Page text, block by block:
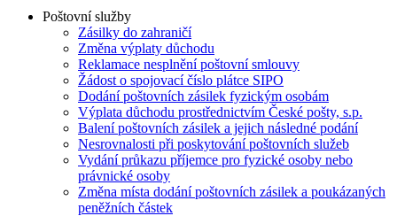
Poštovní služby
Zásilky do zahraničí
Změna výplaty důchodu
Reklamace nesplnění poštovní smlouvy
Žádost o spojovací číslo plátce SIPO
Dodání poštovních zásilek fyzickým osobám
Výplata důchodu prostřednictvím České pošty, s.p.
Balení poštovních zásilek a jejich následné podání
Nesrovnalosti při poskytování poštovních služeb
Vydání průkazu příjemce pro fyzické osoby nebo
právnické osoby
Změna místa dodání poštovních zásilek a poukázaných
peněžních částek